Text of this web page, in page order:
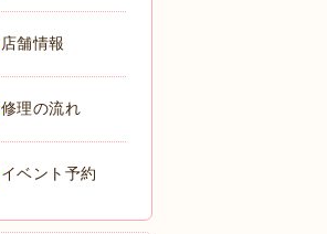
店舗情報
修理の流れ
イベント予約